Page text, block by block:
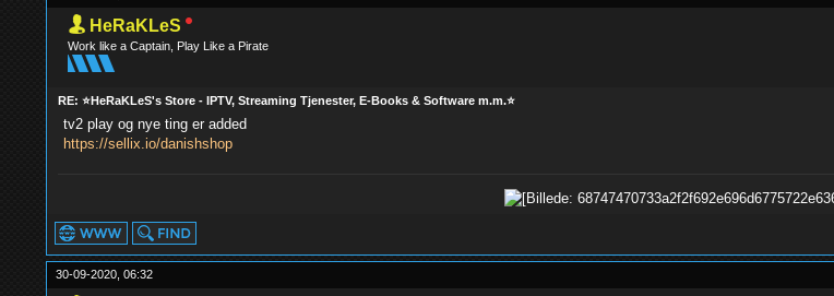
HeRaKLeS
Work like a Captain, Play Like a Pirate
RE: ⭐HeRaKLeS's Store - IPTV, Streaming Tjenester, E-Books & Software m.m.⭐
tv2 play og nye ting er added
https://sellix.io/danishshop
30-09-2020, 06:32